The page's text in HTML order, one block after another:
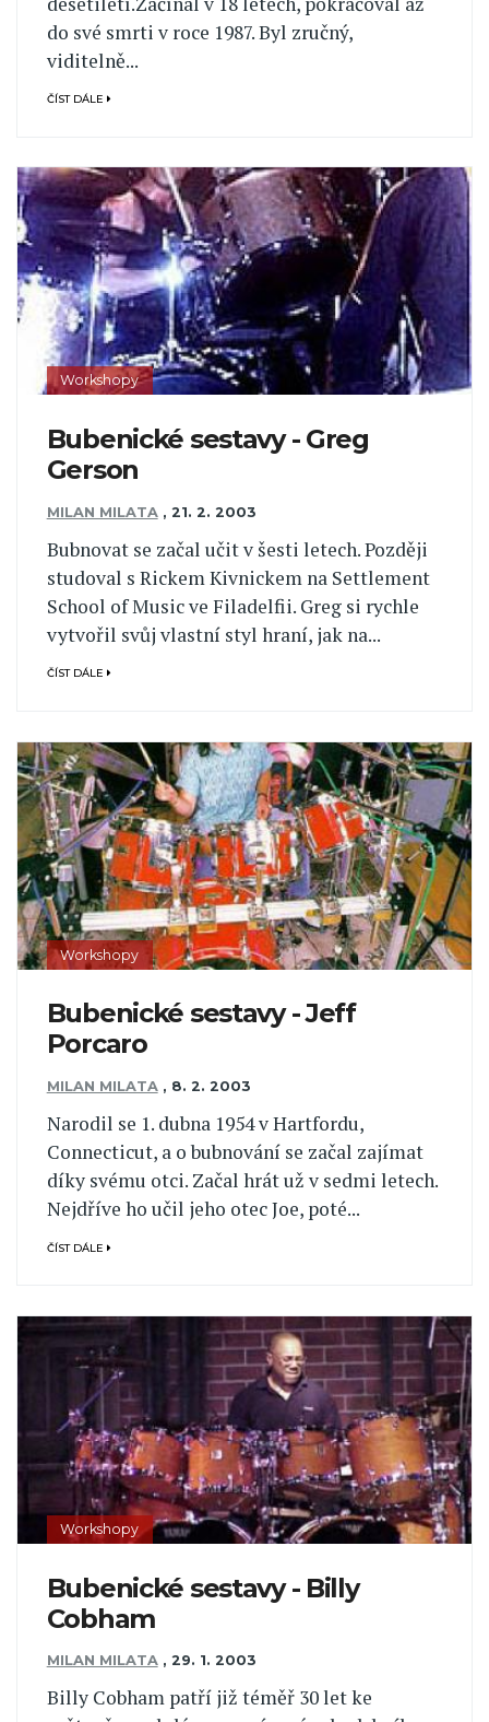
do své smrti v roce 1987. Byl zručný,
viditelně...
ČÍST DÁLE
Workshopy
Bubenické sestavy - Greg
Gerson
MILAN MILATA , 21. 2. 2003
Bubnovat se začal učit v šesti letech. Později
studoval s Rickem Kivnickem na Settlement
School of Music ve Filadelfii. Greg si rychle
vytvořil svůj vlastní styl hraní, jak na...
ČÍST DÁLE
Workshopy
Bubenické sestavy - Jeff
Porcaro
MILAN MILATA , 8. 2. 2003
Narodil se 1. dubna 1954 v Hartfordu,
Connecticut, a o bubnování se začal zajímat
díky svému otci. Začal hrát už v sedmi letech.
Nejdříve ho učil jeho otec Joe, poté...
ČÍST DÁLE
Workshopy
Bubenické sestavy - Billy
Cobham
MILAN MILATA , 29. 1. 2003
Billy Cobham patří již téměř 30 let ke